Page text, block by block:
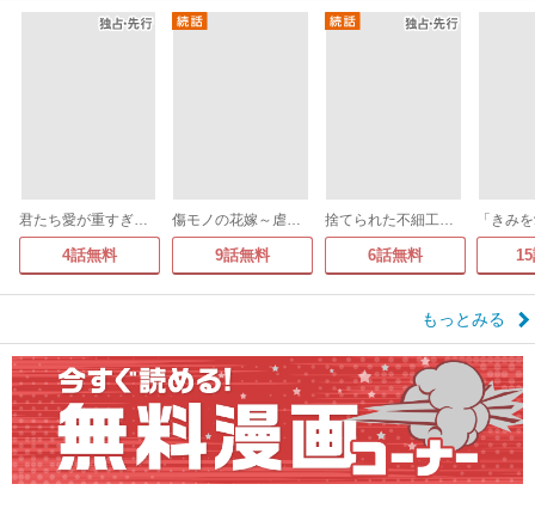
君たち愛が重すぎる。(話売り)
4話無料
傷モノの花嫁～虐げられた私が、皇國の鬼神に見初められた理由～ 分冊版
9話無料
捨てられた不細工夫人は天才魔術師に溺愛される
6話無料
もっとみる